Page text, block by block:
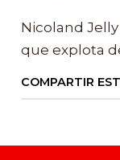
Nicoland Jelly
que explota
COMPARTIR